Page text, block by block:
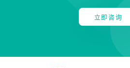
立即咨询